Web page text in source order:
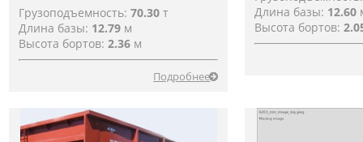
Грузоподъемность:70.30 т
Длина базы: 12.79 м
Высота бортов:2.36 м
Подробнее
Длина базы: 12.60
Высота бортов: